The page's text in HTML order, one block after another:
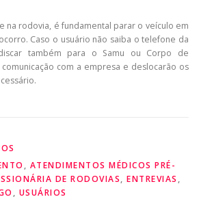
na rodovia, é fundamental parar o veículo em
Caso o usuário não saiba o telefone da
também para o Samu ou Corpo de
com a empresa e deslocarão os
, ATENDIMENTOS MÉDICOS PRÉ-
DE RODOVIAS, ENTREVIAS ,
, USUÁRIOS